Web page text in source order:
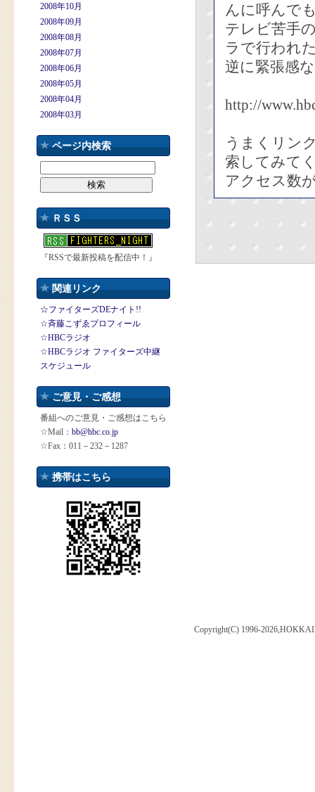
2008年10月
2008年09月
2008年08月
2008年07月
2008年06月
2008年05月
2008年04月
2008年03月
ページ内検索
ＲＳＳ
『RSSで最新投稿を配信中！』
関連リンク
☆ファイターズDEナイト!!
☆斉藤こずゑプロフィール
☆HBCラジオ
☆HBCラジオ ファイターズ中継
スケジュール
ご意見・ご感想
番組へのご意見・ご感想はこちら
☆Mail： bb@hbc.co.jp
☆Fax：011－232－1287
携帯はこちら
んに呼んで
テレビ苦手
ラで行われ
逆に緊張感
http://
うまくリン
索してみて
アクセス数
Copyright(C) 1996-